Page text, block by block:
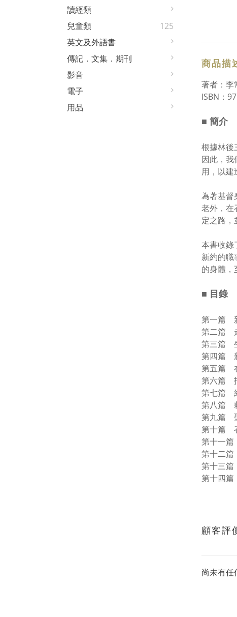
讀經類
兒童類
125
英文及外語書
傳記．文集．期刊
影音
電子
用品
商品描
著者：李
ISBN：
■ 簡介
根據林後
因此，我
用，以建
為著基督
老外，在
定之路，
本書收錄
新約的職
的身體，
■ 目錄
第一篇
第二篇
第三篇
第四篇
第五篇
第六篇
第七篇
第八篇
第九篇
第十篇
第十一
第十二
第十三
第十四
顧客評
尚未有任